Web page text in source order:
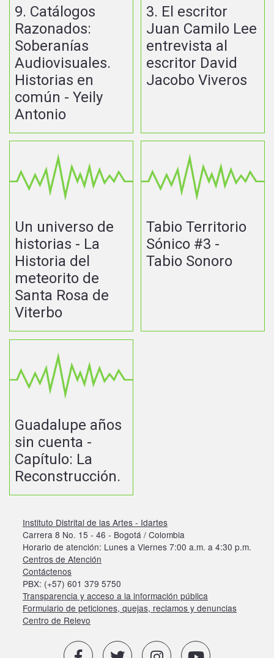
9. Catálogos
Razonados:
Soberanías
Audiovisuales.
Historias en
común - Yeily
Antonio
3. El escritor
Juan Camilo Lee
entrevista al
escritor David
Jacobo Viveros
Un universo de
historias - La
Historia del
meteorito de
Santa Rosa de
Viterbo
Tabio Territorio
Sónico #3 -
Tabio Sonoro
Guadalupe años
sin cuenta -
Capítulo: La
Reconstrucción.
Instituto Distrital de las Artes - Idartes
Carrera 8 No. 15 - 46 - Bogotá / Colombia
Horario de atención: Lunes a Viernes 7:00 a.m. a 4:30 p.m.
Centros de Atención
Contáctenos
PBX: (+57) 601 379 5750
Transparencia y acceso a la información pública
Formulario de peticiones, quejas, reclamos y denuncias
Centro de Relevo